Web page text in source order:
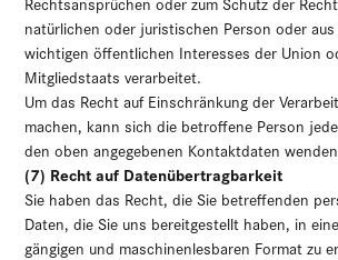
natürlichen oder juristischen Person oder aus
wichtigen öffentlichen Interesses der Union
Mitgliedstaats verarbeitet.
Um das Recht auf Einschränkung der
machen, kann sich die betroffene Person
den oben angegebenen Kontaktdaten
(7) Recht auf Datenübertragbarkeit
Sie haben das Recht, die Sie betreffenden
Daten, die Sie uns bereitgestellt haben, in
gängigen und maschinenlesbaren Format zu